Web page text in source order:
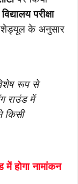
परीक्षा
शेड्यूल के अनुसार
रूप से
राउंड में
किसी
में होगा नामांकन